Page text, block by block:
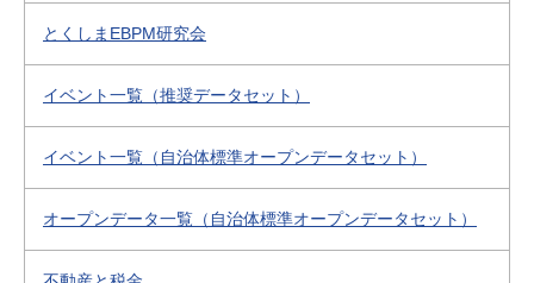
とくしまEBPM研究会
イベント一覧（推奨データセット）
イベント一覧（自治体標準オープンデータセット）
オープンデータ一覧（自治体標準オープンデータセット）